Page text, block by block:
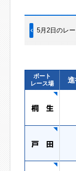
5月2日のレ
ボート
レース場